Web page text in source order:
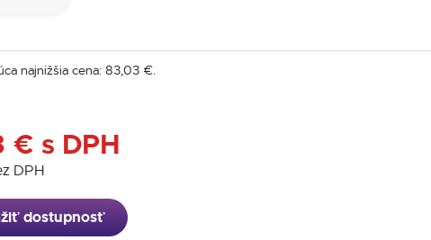
najnižšia cena: 83,03 €.
€ s DPH
DPH
dostupnosť